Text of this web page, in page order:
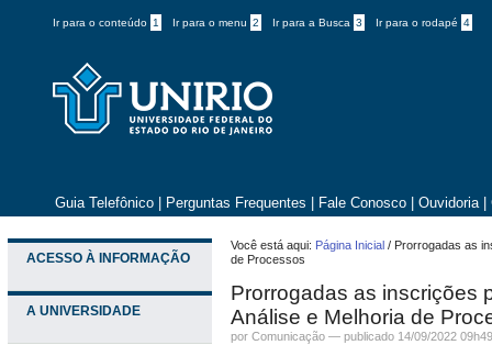
Ir para o conteúdo 1 Ir para o menu 2 Ir para a Busca 3 Ir para o rodapé 4
Guia Telefônico Perguntas Frequentes Fale Conosco Ouvidoria
ACESSO À INFORMAÇÃO
A UNIVERSIDADE
Você está aqui: Página Inicial / Prorrogadas as
de Processos
Prorrogadas as inscrições
Análise e Melhoria de
porComunicação —publicado 14/09/2022